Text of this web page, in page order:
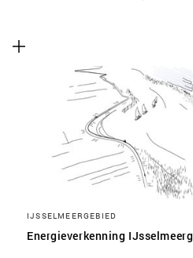
IJSSELMEERGEBIED
Energieverkenning